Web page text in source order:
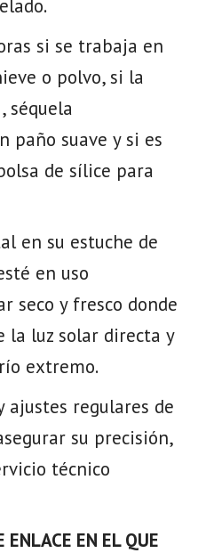
si se trabaja en
o polvo, si la
séquela
paño suave y si es
de sílice para
en su estuche de
en uso
seco y fresco donde
la luz solar directa y
extremo.
ajustes regulares de
su precisión,
técnico
EN EL QUE